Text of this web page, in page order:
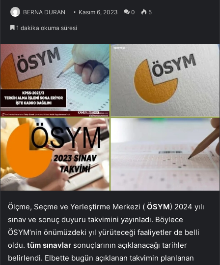
BERNA DURAN Kasım 6, 2023 0 5
1 dakika okuma süresi
Ölçme, Seçme ve Yerleştirme Merkezi ( ÖSYM) 2024 yılı
sınav ve sonuç duyuru takvimini yayınladı. Böylece
ÖSYM’nin önümüzdeki yıl yürüteceği faaliyetler de belli
oldu. tüm sınavlar sonuçlarının açıklanacağı tarihler
belirlendi. Elbette bugün açıklanan takvimin planlanan